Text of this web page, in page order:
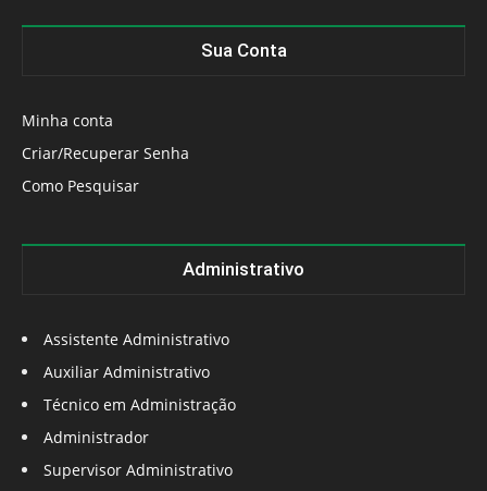
Sua Conta
Minha conta
Criar/Recuperar Senha
Como Pesquisar
Administrativo
Assistente Administrativo
Auxiliar Administrativo
Técnico em Administração
Administrador
Supervisor Administrativo